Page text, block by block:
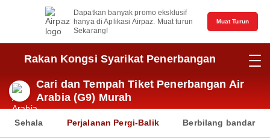
Dapatkan banyak promo eksklusif
hanya di Aplikasi Airpaz. Muat turun
Sekarang!
Muat Turun
Rakan Kongsi Syarikat Penerbangan
Cari dan Tempah Tiket Penerbangan Air
Arabia (G9) Murah
Sehala Perjalanan Pergi-Balik Berbilang bandar